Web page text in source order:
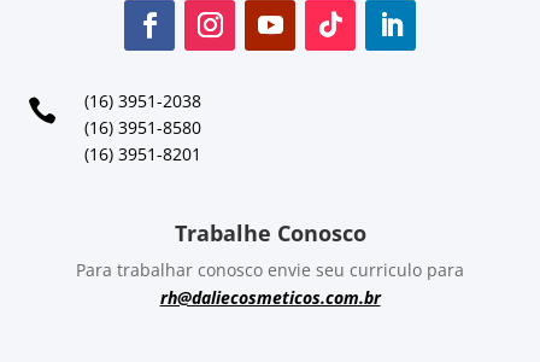

(16) 3951-2038
(16) 3951-8580
(16) 3951-8201
Trabalhe Conosco
Para trabalhar conosco envie seu curriculo para
rh@daliecosmeticos.com.br